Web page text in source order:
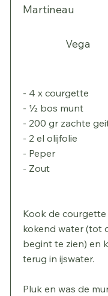
Martineau
Vega
- 4 x courgette
- ½ bos munt
- 200 gr zachte
- 2 el olijfolie
- Peper
- Zout
Kook de
kokend water (tot
begint te zien) en
terug in ijswater.
Pluk en was de